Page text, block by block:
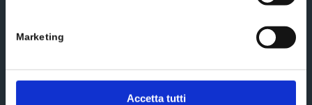
Marketing
Accetta tutti